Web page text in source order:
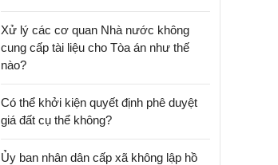
Xử lý các cơ quan Nhà nước không
cung cấp tài liệu cho Tòa án như thế
nào?
Có thể khởi kiện quyết định phê duyệt
giá đất cụ thể không?
Ủy ban nhân dân cấp xã không lập hồ